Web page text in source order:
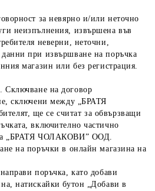
за невярно и/или неточно
неизпълнения, извършена във
неверни, неточни,
при извършване на поръчка
магазин или без регистрация.
Сключване на договор
сключени между „БРАТЯ
ще се считат за обвързващи
включително частично
на „БРАТЯ ЧОЛАКОВИ” ООД.
на поръчки в онлайн магазина на
поръчка, като добави
натискайки бутон „Добави в